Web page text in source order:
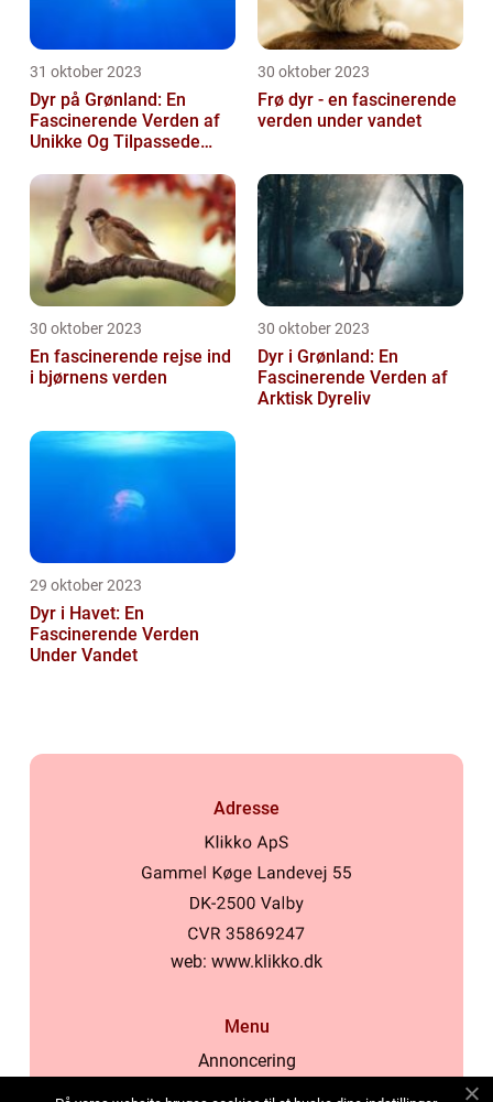
31 oktober 2023
Dyr på Grønland: En
Fascinerende Verden af
Unikke Og Tilpassede
30 oktober 2023
Frø dyr - en fascinerende
verden under vandet
30 oktober 2023
En fascinerende rejse ind
i bjørnens verden
30 oktober 2023
Dyr i Grønland: En
Fascinerende Verden af
Arktisk Dyreliv
29 oktober 2023
Dyr i Havet: En
Fascinerende Verden
Under Vandet
Adresse
web: www.klikko.dk
Menu
Annoncering